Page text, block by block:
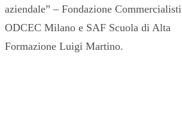
aziendale” – Fondazione Commercialisti
ODCEC Milano e SAF Scuola di Alta
Formazione Luigi Martino.